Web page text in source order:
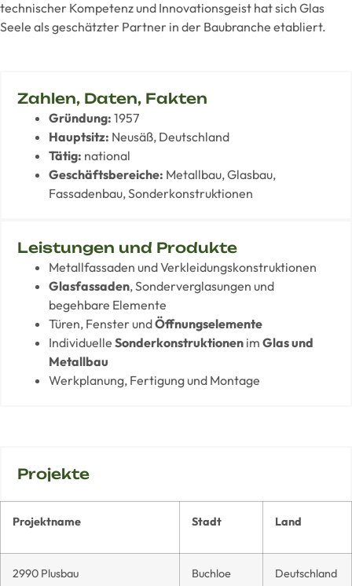
technischer Kompetenz und Innovationsgeist hat sich Glas
Seele als geschätzter Partner in der Baubranche etabliert.
Zahlen, Daten, Fakten
Gründung: 1957
Hauptsitz: Neusäß, Deutschland
Tätig: national
Geschäftsbereiche: Metallbau, Glasbau,
Fassadenbau, Sonderkonstruktionen
Leistungen und Produkte
Metallfassaden und Verkleidungskonstruktionen
Glasfassaden, Sonderverglasungen und
begehbare Elemente
Türen, Fenster undÖffnungselemente
Individuelle Sonderkonstruktionen im Glas und
Metallbau
Werkplanung, Fertigung und Montage
Projekte
Projektname Stadt Land
2990 Plusbau Buchloe Deutschland